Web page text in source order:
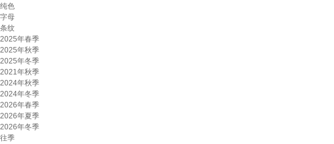
纯色
字母
条纹
2025年春季
2025年秋季
2025年冬季
2021年秋季
2024年秋季
2024年冬季
2026年春季
2026年夏季
2026年冬季
往季